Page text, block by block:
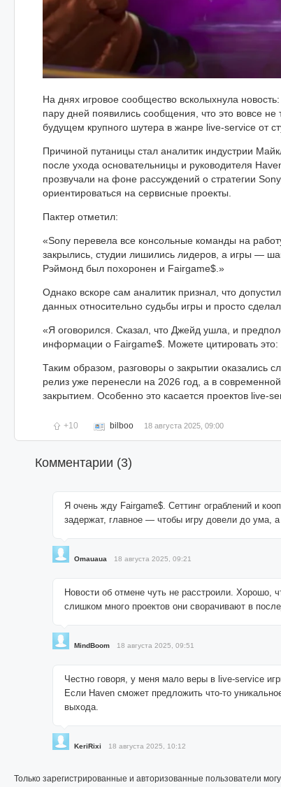
На днях игровое сообщество всколыхнула
пару дней появились сообщения, что это вовсе
будущем крупного шутера в жанре live-service от
Причиной путаницы стал аналитик индустрии
после ухода основательницы и руководителя
прозвучали на фоне рассуждений о стратегии
ориентироваться на сервисные проекты.
Пактер отметил:
«Sony перевела все консольные команды на
закрылись, студии лишились лидеров, а игры —
Рэймонд был похоронен и Fairgame$.»
Однако вскоре сам аналитик признал, что
данных относительно судьбы игры и просто
«Я оговорился. Сказал, что Джейд ушла, и
информации о Fairgame$. Можете цитировать это:
Таким образом, разговоры о закрытии оказались
релиз уже перенесли на 2026 год, а в
закрытием. Особенно это касается проектов live-
+10 bilboo 18 августа 2025, 09:00
Комментарии (3)
Я очень жду Fairgame$. Сеттинг ограблений и
задержат, главное — чтобы игру довели до ума,
Omauaua 18 августа 2025, 09:21
Новости об отмене чуть не расстроили. Хорошо,
слишком много проектов они сворачивают в
MindBoom 18 августа 2025, 09:51
Честно говоря, у меня мало веры в live-service
Если Haven сможет предложить что-то
выхода.
KeriRixi 18 августа 2025, 10:12
Только зарегистрированные и авторизованные пользователи